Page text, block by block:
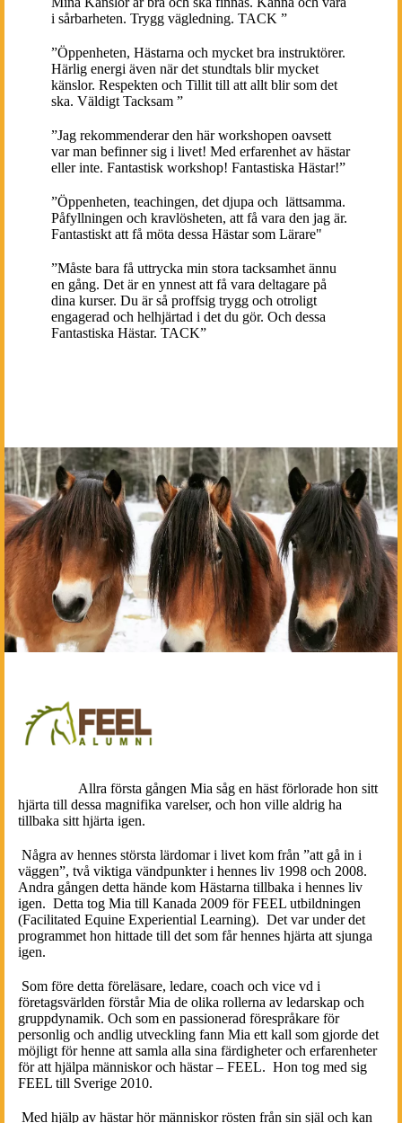
i sårbarheten. Trygg vägledning. TACK ”
”Öppenheten, Hästarna och mycket bra instruktörer.
Härlig energi även när det stundtals blir mycket
känslor. Respekten och Tillit till att allt blir som det
ska. Väldigt Tacksam ”
”Jag rekommenderar den här workshopen oavsett
var man befinner sig i livet! Med erfarenhet av hästar
eller inte. Fantastisk workshop! Fantastiska Hästar!”
”Öppenheten, teachingen, det djupa och lättsamma.
Påfyllningen och kravlösheten, att få vara den jag är.
Fantastiskt att få möta dessa Hästar som Lärare"
”Måste bara få uttrycka min stora tacksamhet ännu
en gång. Det är en ynnest att få vara deltagare på
dina kurser. Du är så proffsig trygg och otroligt
engagerad och helhjärtad i det du gör. Och dessa
Fantastiska Hästar. TACK”
Allra första gången Mia såg en häst förlorade hon sitt
hjärta till dessa magnifika varelser, och hon ville aldrig ha
tillbaka sitt hjärta igen.
Några av hennes största lärdomar i livet kom från ”att gå in i
väggen”, två viktiga vändpunkter i hennes liv 1998 och 2008.
Andra gången detta hände kom Hästarna tillbaka i hennes liv
igen. Detta tog Mia till Kanada 2009 för FEEL utbildningen
(Facilitated Equine Experiential Learning). Det var under det
programmet hon hittade till det som får hennes hjärta att sjunga
igen.
Som före detta föreläsare, ledare, coach och vice vd i
företagsvärlden förstår Mia de olika rollerna av ledarskap och
gruppdynamik. Och som en passionerad förespråkare för
personlig och andlig utveckling fann Mia ett kall som gjorde det
möjligt för henne att samla alla sina färdigheter och erfarenheter
för att hjälpa människor och hästar – FEEL. Hon tog med sig
FEEL till Sverige 2010.
Med hjälp av hästar hör människor rösten från sin själ och kan